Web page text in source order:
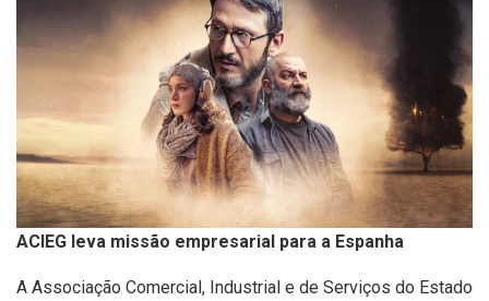
ACIEG leva missão empresarial para a Espanha
A Associação Comercial, Industrial e de Serviços do Estado